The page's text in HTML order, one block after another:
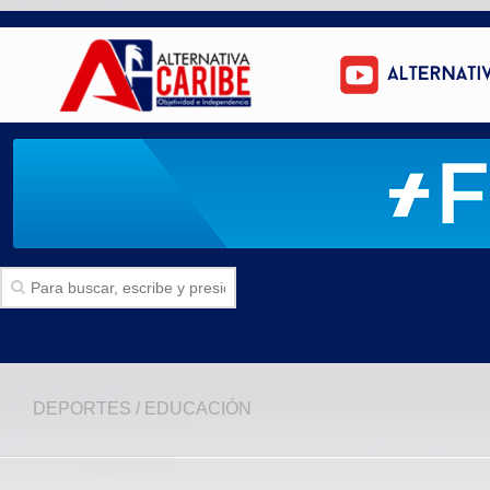
Politica
DEPORTES / EDUCACIÓN